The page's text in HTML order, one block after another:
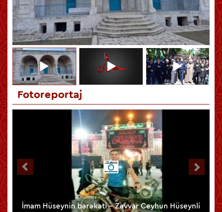
Hüseynin (ə) Kərbəlası qiyamətə qədər bütün zamanlara səs
salan hadisədir
Fotoreportaj
İmam Hüseynin bərəkəti - Zəvvar Ceyhun Hüseynli